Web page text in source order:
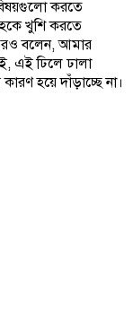
করতে
খুশি করতে
বলেন, আমার
এই ঢিলে ঢালা
হয়ে দাঁড়াচ্ছে না।